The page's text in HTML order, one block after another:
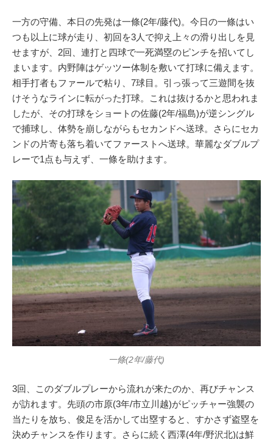
一方の守備、本日の先発は一條(2年/藤代)。今日の一條はい
つも以上に球が走り、初回を3人で抑え上々の滑り出しを見
せますが、2回、連打と四球で一死満塁のピンチを招いてし
まいます。内野陣はゲッツー体制を敷いて打球に備えます。
相手打者もファールで粘り、7球目。引っ張って三遊間を抜
けそうなラインに転がった打球。これは抜けるかと思われま
したが、その打球をショートの佐藤(2年/福島)が逆シングル
で捕球し、体勢を崩しながらもセカンドへ送球。さらにセカ
ンドの片寄も落ち着いてファーストへ送球。華麗なダブルプ
レーで1点も与えず、一條を助けます。
一條(2年/藤代)
3回、このダブルプレーから流れが来たのか、再びチャンス
が訪れます。先頭の市原(3年/市立川越)がピッチャー強襲の
当たりを放ち、俊足を活かして出塁すると、すかさず盗塁を
決めチャンスを作ります。さらに続く西澤(4年/野沢北)は鮮